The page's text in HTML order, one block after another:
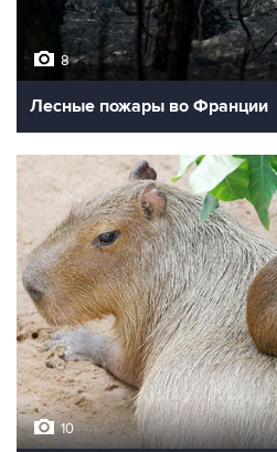
8
Лесные пожары во Франции
10